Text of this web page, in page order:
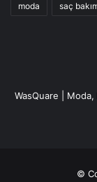
moda saç
WasQuare | Moda,
©